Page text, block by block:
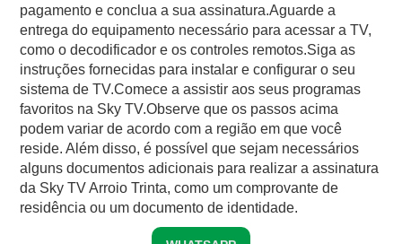
pagamento e conclua a sua assinatura.Aguarde a
entrega do equipamento necessário para acessar a TV,
como o decodificador e os controles remotos.Siga as
instruções fornecidas para instalar e configurar o seu
sistema de TV.Comece a assistir aos seus programas
favoritos na Sky TV.Observe que os passos acima
podem variar de acordo com a região em que você
reside. Além disso, é possível que sejam necessários
alguns documentos adicionais para realizar a assinatura
da Sky TV Arroio Trinta, como um comprovante de
residência ou um documento de identidade.